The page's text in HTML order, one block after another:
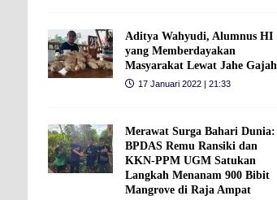
Aditya Wahyudi, Alumnus HI
yang Memberdayakan
Masyarakat Lewat Jahe Gajah
17 Januari 2022 | 21:33
Merawat Surga Bahari Dunia:
BPDAS Remu Ransiki dan
KKN-PPM UGM Satukan
Langkah Menanam 900 Bibit
Mangrove di Raja Ampat